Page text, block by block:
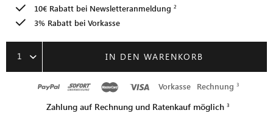
10€ Rabatt bei Newsletteranmeldung
3% Rabatt bei Vorkasse
1 IN DEN WARENKORB
Vorkasse Rechnung
Zahlung auf Rechnung und Ratenkauf möglich